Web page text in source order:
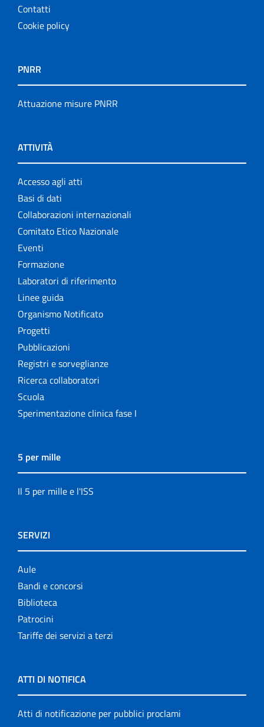
Contatti
Cookie policy
PNRR
Attuazione misure PNRR
ATTIVITÀ
Accesso agli atti
Basi di dati
Collaborazioni internazionali
Comitato Etico Nazionale
Eventi
Formazione
Laboratori di riferimento
Linee guida
Organismo Notificato
Progetti
Pubblicazioni
Registri e sorveglianze
Ricerca collaboratori
Scuola
Sperimentazione clinica fase I
5 per mille
Il 5 per mille e l'ISS
SERVIZI
Aule
Bandi e concorsi
Biblioteca
Patrocini
Tariffe dei servizi a terzi
ATTI DI NOTIFICA
Atti di notificazione per pubblici proclami